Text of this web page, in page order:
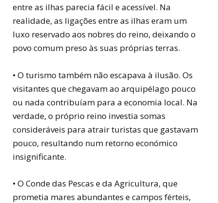
entre as ilhas parecia fácil e acessível. Na
realidade, as ligações entre as ilhas eram um
luxo reservado aos nobres do reino, deixando o
povo comum preso às suas próprias terras.
• O turismo também não escapava à ilusão. Os
visitantes que chegavam ao arquipélago pouco
ou nada contribuíam para a economia local. Na
verdade, o próprio reino investia somas
consideráveis para atrair turistas que gastavam
pouco, resultando num retorno económico
insignificante.
• O Conde das Pescas e da Agricultura, que
prometia mares abundantes e campos férteis,